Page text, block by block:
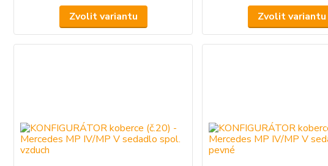
Zvolit variantu Zvolit variantu